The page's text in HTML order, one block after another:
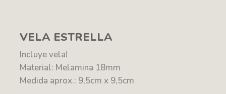
VELA ESTRELLA
Incluye vela!
Material: Melamina 18mm
Medida aprox.: 9,5cm x 9,5cm